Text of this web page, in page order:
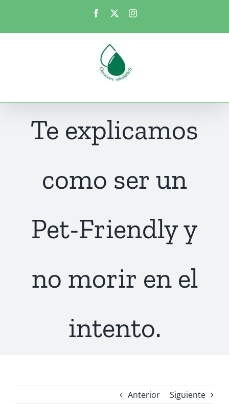
contenido
Facebook Instagram
Te explicamos
como ser un
Pet-Friendly y
no morir en el
intento.
Anterior Siguiente